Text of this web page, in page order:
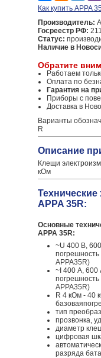
Как купить APPA
Производитель:
Госреестр РФ:
Статус:
Наличие в
Обратите
Работаем
Оплата по
Гарантия на
Приборы с
Доставка в
Варианты
R
Описание
Клещи
кОм
Технические
APPA 35R:
Основные
APPA 35R:
~U 400 В,
APPA35R)
~I 400 А, 600
APPA35R)
R 4 кОм - 40
тип
прозвонка,
диаметр
цифровая
разряда